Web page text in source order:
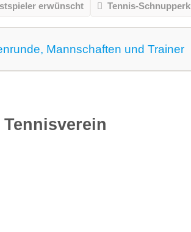
erwünscht Tennis-
Mannschaften und Trainer
Tennisverein